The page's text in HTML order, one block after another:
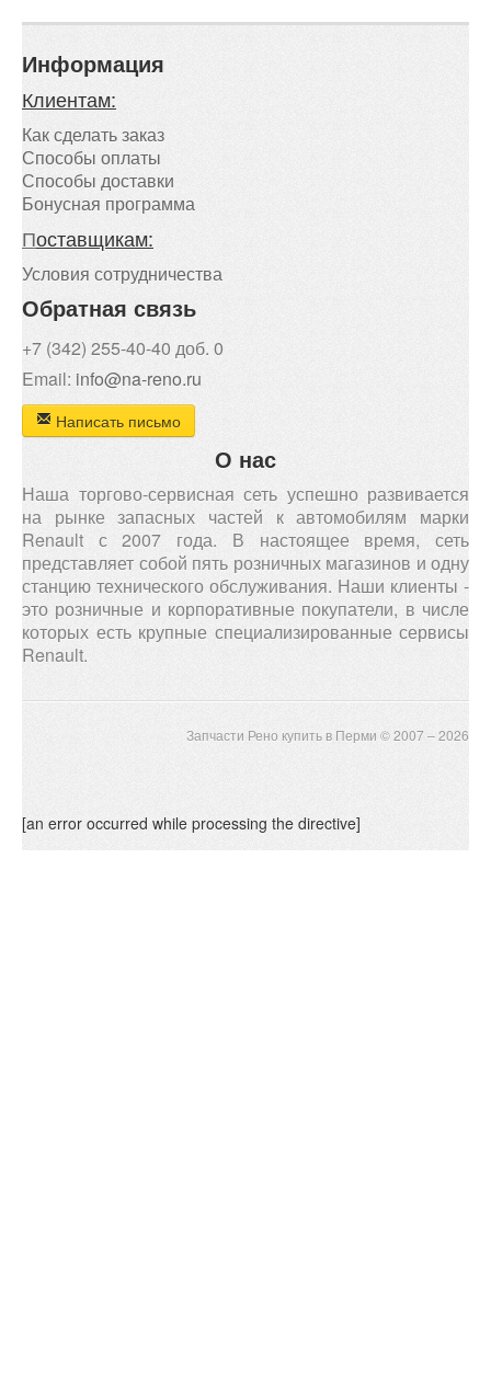
Информация
Клиентам:
Как сделать заказ
Способы оплаты
Способы доставки
Бонусная программа
Поставщикам:
Условия сотрудничества
Обратная связь
+7 (342) 255-40-40 доб. 0
Email: info@na-reno.ru
Написать письмо
О нас
Наша торгово-сервисная сеть успешно развивается
на рынке запасных частей к автомобилям марки
Renault с 2007 года. В настоящее время, сеть
представляет собой пять розничных магазинов и одну
станцию технического обслуживания. Наши клиенты -
это розничные и корпоративные покупатели, в числе
которых есть крупные специализированные сервисы
Renault.
Запчасти Рено купить в Перми © 2007 – 2026
[an error occurred while processing the directive]